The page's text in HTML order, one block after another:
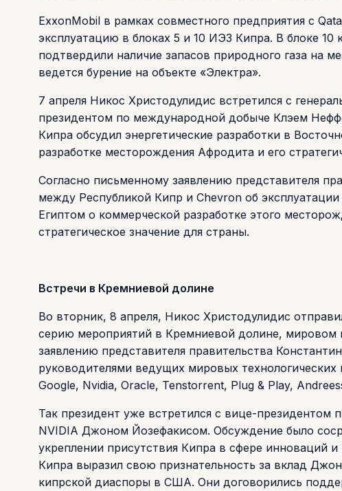
ExxonMobil в рамках совместного предприятия с
эксплуатацию в блоках 5 и 10 ИЭЗ Кипра. В блоке
подтвердили наличие запасов природного газа на
ведется бурение на объекте «Электра».
7 апреля Никос Христодулидис встретился с
президентом по международной добыче Клэем
Кипра обсудил энергетические разработки в
разработке месторождения Афродита и его
Согласно письменному заявлению представителя
между Республикой Кипр и Chevron об
Египтом о коммерческой разработке этого
стратегическое значение для страны.
Встречи в Кремниевой долине
Во вторник, 8 апреля, Никос Христодулидис
серию мероприятий в Кремниевой долине, мировом
заявлению представителя правительства
руководителями ведущих мировых
Google, Nvidia, Oracle, Tenstorrent, Plug & Play,
Так президент уже встретился с вице-
NVIDIA Джоном Йозефакисом. Обсуждение было
укреплении присутствия Кипра в сфере инноваций
Кипра выразил свою признательность за вклад
кипрской диаспоры в США. Они договорились